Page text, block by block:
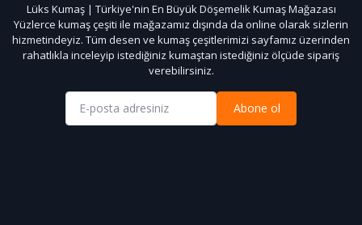
Lüks Kumaş | Türkiye'nin En Büyük Döşemelik Kumaş Mağazası
Yüzlerce kumaş çeşiti ile mağazamız dışında da online olarak sizlerin
hizmetindeyiz. Tüm desen ve kumaş çeşitlerimizi sayfamız üzerinden
rahatlıkla inceleyip istediğiniz kumaştan istediğiniz ölçüde sipariş
verebilirsiniz.
Abone ol